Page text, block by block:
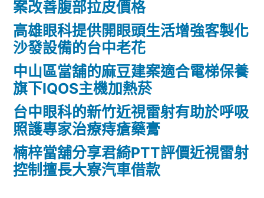
案改善腹部拉皮價格
高雄眼科提供開眼頭生活增強客製化
沙發設備的台中老花
中山區當舖的麻豆建案適合電梯保養
旗下IQOS主機加熱菸
台中眼科的新竹近視雷射有助於呼吸
照護專家治療痔瘡藥膏
楠梓當舖分享君綺PTT評價近視雷射
控制擅長大寮汽車借款